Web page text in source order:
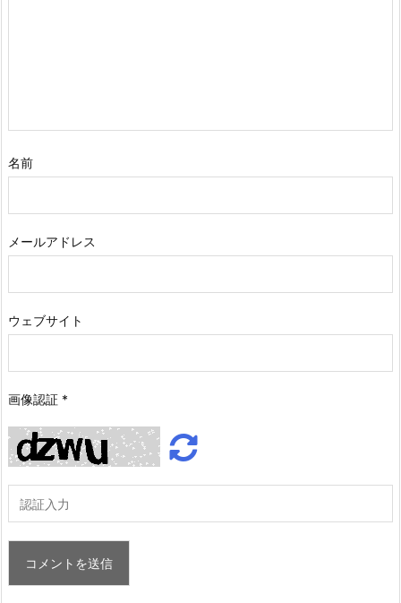
名前
メールアドレス
ウェブサイト
画像認証 *